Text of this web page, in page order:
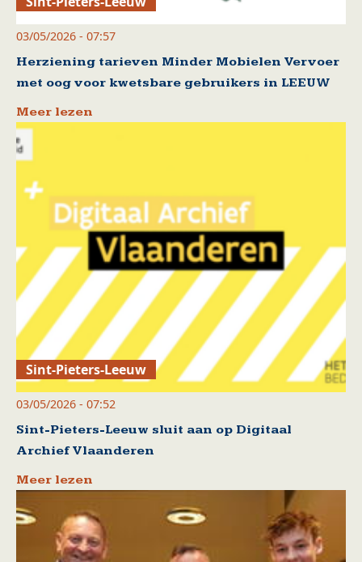
03/05/2026 - 07:57
Herziening tarieven Minder Mobielen Vervoer
met oog voor kwetsbare gebruikers in LEEUW
Meer lezen
Sint-Pieters-Leeuw
03/05/2026 - 07:52
Sint-Pieters-Leeuw sluit aan op Digitaal
Archief Vlaanderen
Meer lezen